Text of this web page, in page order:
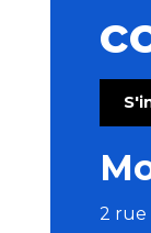
2 rue